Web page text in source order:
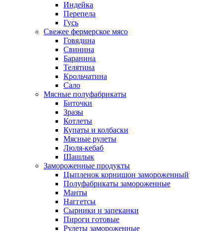
Индейка
Перепела
Гусь
Свежее фермерское мясо
Говядина
Свинина
Баранина
Телятина
Крольчатина
Сало
Мясные полуфабрикаты
Биточки
Зразы
Котлеты
Купаты и колбаски
Мясные рулеты
Люля-кебаб
Шашлык
Замороженные продукты
Цыпленок корнишон замороженный
Полуфабрикаты замороженные
Манты
Наггетсы
Сырники и запеканки
Пироги готовые
Рулеты замороженные